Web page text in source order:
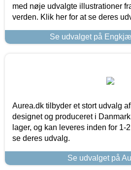
med nøje udvalgte illustrationer
verden. Klik her for at se deres
Se udvalget på
Aurea.dk tilbyder et stort udvalg
designet og produceret i
lager, og kan leveres inden for 1-
se deres udvalg.
Se udvalget på